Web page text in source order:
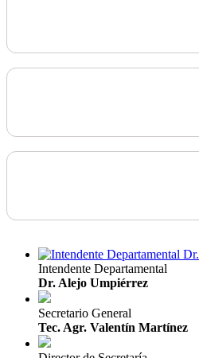
Intendente Departamental
Dr. Alejo Umpiérrez
Secretario General
Tec. Agr. Valentín Martínez